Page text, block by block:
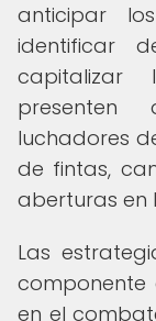
anticipar
identificar
capitalizar
luchadores
de fintas,
aberturas en
Las
en el